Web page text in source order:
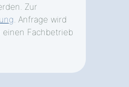
Zur
. Anfrage wird
einen Fachbetrieb